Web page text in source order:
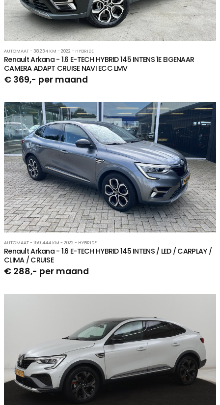
AUTOMAAT - 38.234 KM - 2022 - HYBRIDE
Renault Arkana - 1.6 E-TECH HYBRID 145 INTENS 1E EIGENAAR
CAMERA ADAPT CRUISE NAVI ECC LMV
€ 369,- per maand
AUTOMAAT - 159.444 KM - 2022 - HYBRIDE
Renault Arkana - 1.6 E-TECH HYBRID 145 INTENS / LED / CARPLAY /
CLIMA / CRUISE
€ 288,- per maand